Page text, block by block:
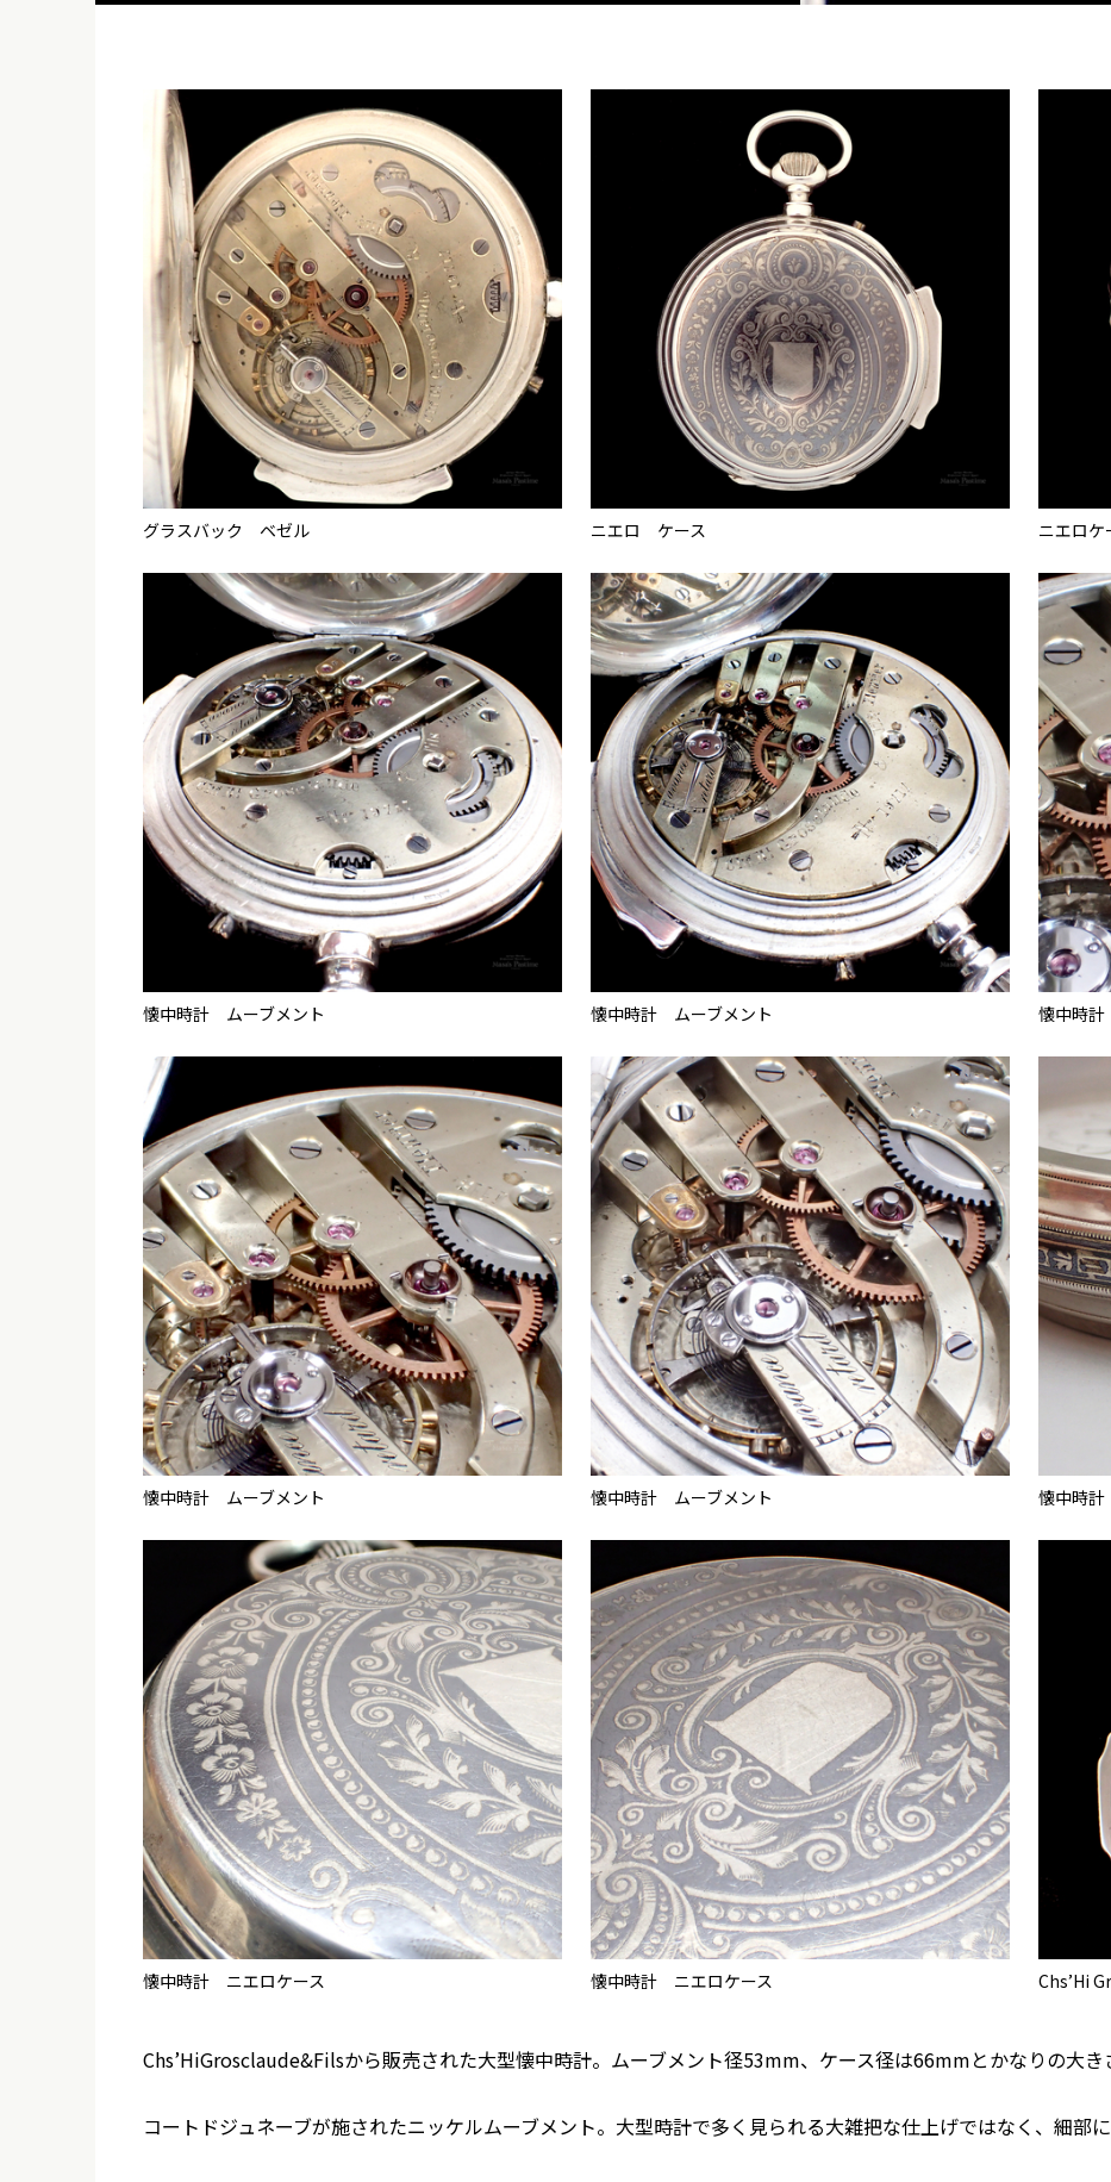
グラスバック ベゼル ニエロ ケース ニエロ
懐中時計 ムーブメント 懐中時計 ムーブメント 懐中時
懐中時計 ムーブメント 懐中時計 ムーブメント 懐中時
懐中時計 ニエロケース 懐中時計 ニエロケース Chs’Hi
Chs’HiGrosclaude&Filsから販売された大型懐中時計。ムーブメント径53mm、ケース径は66mmとかなりの大き
コートドジュネーブが施されたニッケルムーブメント。大型時計で多く見られる大雑把な仕上げではなく、細部